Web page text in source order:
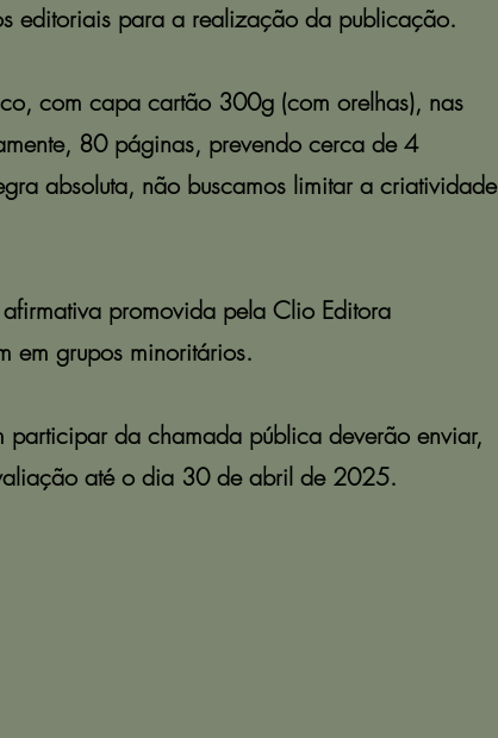
editoriais para a realização da publicação.
com capa cartão 300g (com orelhas), nas
80 páginas, prevendo cerca de 4
absoluta, não buscamos limitar a criatividade
promovida pela Clio Editora
em grupos minoritários.
participar da chamada pública deverão enviar,
até o dia 30 de abril de 2025.